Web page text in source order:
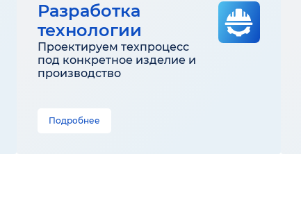
Разработка
технологии
Проектируем техпроцесс
под конкретное изделие и
производство
Подробнее